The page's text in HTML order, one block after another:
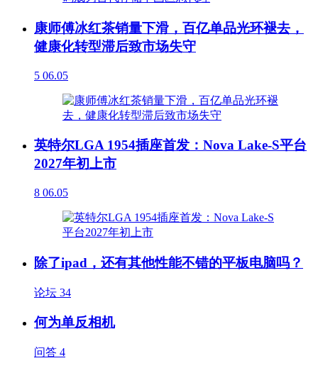
康师傅冰红茶销量下滑，百亿单品光环褪去，
健康化转型滞后致市场失守
5 06.05
英特尔LGA 1954插座首发：Nova Lake-S平台
2027年初上市
8 06.05
除了ipad，还有其他性能不错的平板电脑吗？
论坛 34
何为单反相机
问答 4